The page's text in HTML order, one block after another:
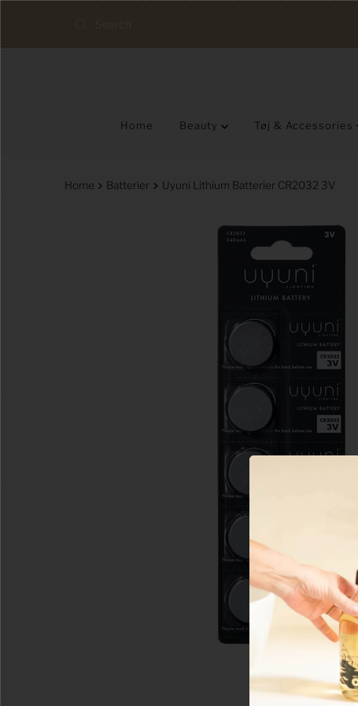
Home Beauty Tøj & Accessories
Home Batterier Uyuni Lithium Batterier CR2032 3V